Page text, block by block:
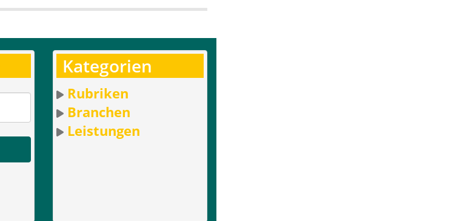
Kategorien
Rubriken
Branchen
Leistungen